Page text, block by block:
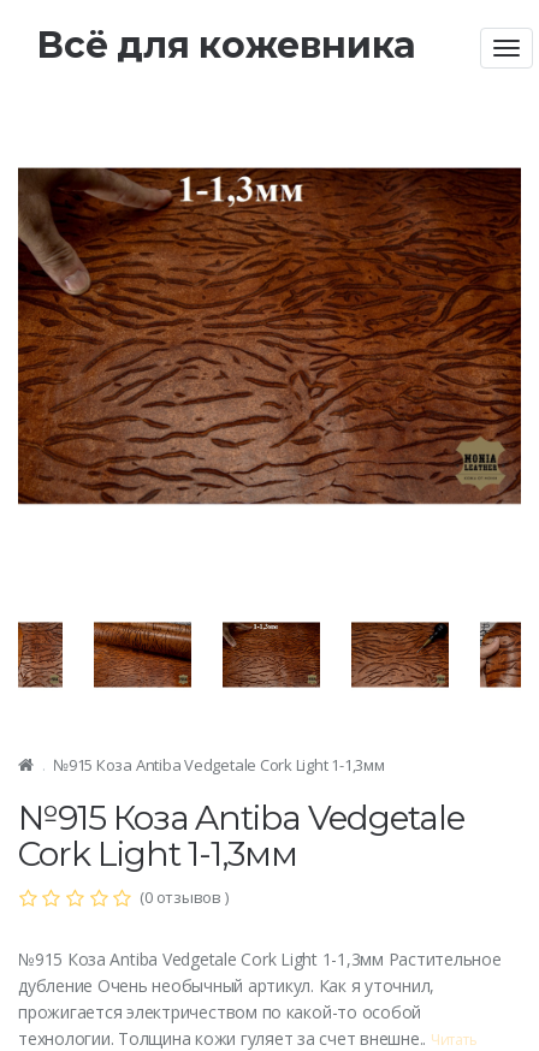
Всё для кожевника
№915 Коза Antiba Vedgetale Cork Light 1-1,3мм
№915 Коза Antiba Vedgetale
Cork Light 1-1,3мм
(0 отзывов )
№915 Коза Antiba Vedgetale Cork Light 1-1,3мм Растительное
дубление Очень необычный артикул. Как я уточнил,
прожигается электричеством по какой-то особой
технологии. Толщина кожи гуляет за счет внешне.. Читать